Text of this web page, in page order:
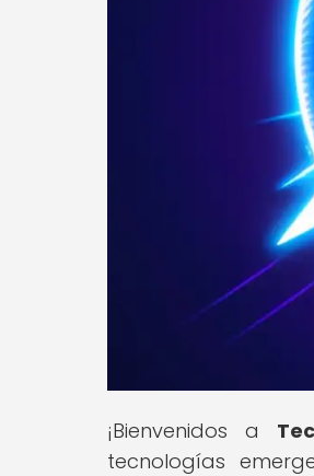
¡Bienvenidos a
tecnologías